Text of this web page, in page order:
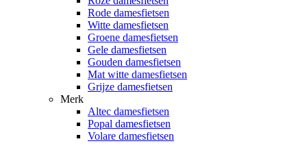
Rode damesfietsen
Witte damesfietsen
Groene damesfietsen
Gele damesfietsen
Gouden damesfietsen
Mat witte damesfietsen
Grijze damesfietsen
Merk
Altec damesfietsen
Popal damesfietsen
Volare damesfietsen